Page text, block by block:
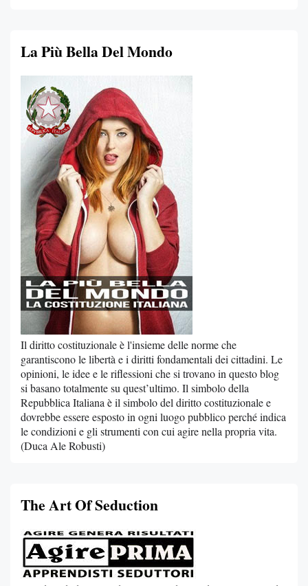
La Più Bella Del Mondo
Il diritto costituzionale è l'insieme delle norme che
garantiscono le libertà e i diritti fondamentali dei cittadini. Le
opinioni, le idee e le riflessioni che si trovano in questo blog
si basano totalmente su quest’ultimo. Il simbolo della
Repubblica Italiana è il simbolo del diritto costituzionale e
dovrebbe essere esposto in ogni luogo pubblico perché indica
le condizioni e gli strumenti con cui agire nella propria vita.
(Duca Ale Robusti)
The Art Of Seduction